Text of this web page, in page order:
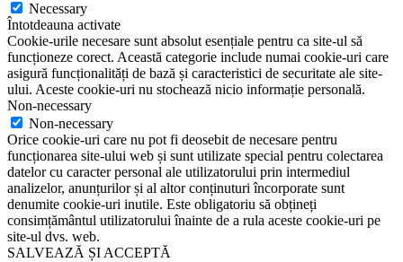
Necessary
Întotdeauna activate
Cookie-urile necesare sunt absolut esențiale pentru ca site-ul să
funcționeze corect. Această categorie include numai cookie-uri care
asigură funcționalități de bază și caracteristici de securitate ale site-
ului. Aceste cookie-uri nu stochează nicio informație personală.
Non-necessary
Non-necessary
Orice cookie-uri care nu pot fi deosebit de necesare pentru
funcționarea site-ului web și sunt utilizate special pentru colectarea
datelor cu caracter personal ale utilizatorului prin intermediul
analizelor, anunțurilor și al altor conținuturi încorporate sunt
denumite cookie-uri inutile. Este obligatoriu să obțineți
consimțământul utilizatorului înainte de a rula aceste cookie-uri pe
site-ul dvs. web.
SALVEAZĂ ȘI ACCEPTĂ